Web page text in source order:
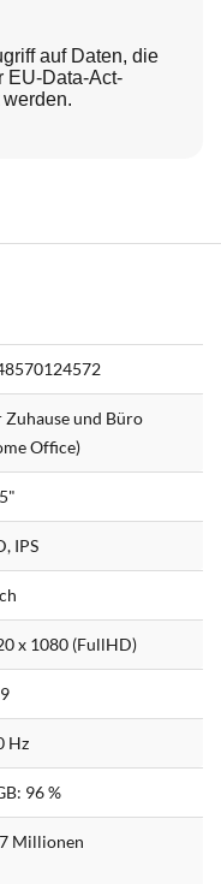
auf Daten, die
EU-Data-Act-
Zuhause und Büro
Office)
IPS
x 1080 (FullHD)
Hz
96 %
Millionen